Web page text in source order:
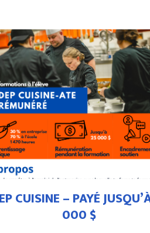
CUISINE – PAYÉ
000 $